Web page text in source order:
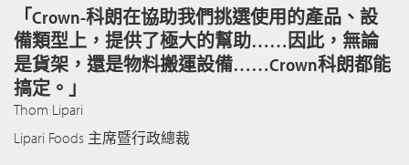
「Crown-科朗在協助我們挑選使用的產品、設
備類型上，提供了極大的幫助……因此，無論
是貨架，還是物料搬運設備……Crown科朗都能
搞定。」
Thom Lipari
Lipari Foods 主席暨行政總裁